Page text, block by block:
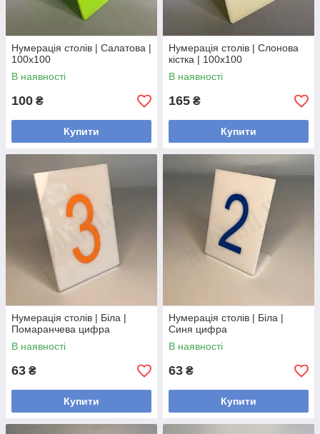
Нумерація столів | Салатова |
100х100
В наявності
100 ₴
Купити
Нумерація столів | Слонова
кістка | 100х100
В наявності
165 ₴
Купити
Нумерація столів | Біла |
Помаранчева цифра
В наявності
63 ₴
Купити
Нумерація столів | Біла |
Синя цифра
В наявності
63 ₴
Купити